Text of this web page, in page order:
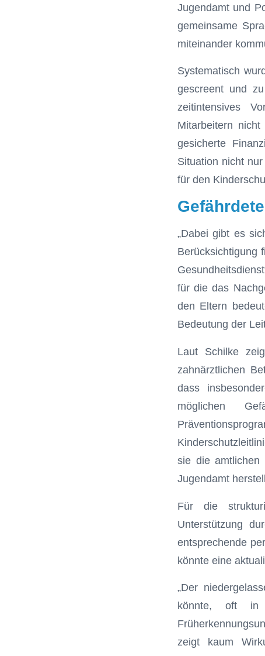
Jugendamt und
gemeinsame
miteinander
Systematisch
gescreent und
zeitintensives
Mitarbeitern
gesicherte
Situation nicht
für den
„Dabei gibt es
Berücksichtigung
für die das
den Eltern
Bedeutung der
Laut Schilke
zahnärztlichen
dass
möglichen
sie die amtlichen
Jugendamt
Für die
Unterstützung
entsprechende
könnte eine
„Der
könnte, oft in
zeigt kaum